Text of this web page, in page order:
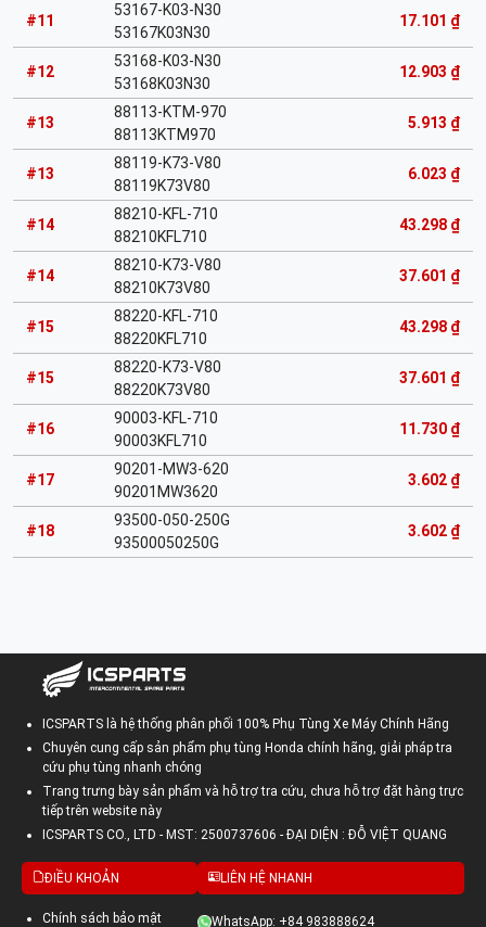
#11
53167-K03-N30
53167K03N30
17.101 ₫
#12
53168-K03-N30
53168K03N30
12.903 ₫
#13
88113-KTM-970
88113KTM970
5.913 ₫
#13
88119-K73-V80
88119K73V80
6.023 ₫
#14
88210-KFL-710
88210KFL710
43.298 ₫
#14
88210-K73-V80
88210K73V80
37.601 ₫
#15
88220-KFL-710
88220KFL710
43.298 ₫
#15
88220-K73-V80
88220K73V80
37.601 ₫
#16
90003-KFL-710
90003KFL710
11.730 ₫
#17
90201-MW3-620
90201MW3620
3.602 ₫
#18
93500-050-250G
93500050250G
3.602 ₫
ICSPARTS là hệ thống phân phối 100% Phụ Tùng Xe Máy Chính Hãng
Chuyên cung cấp sản phẩm phụ tùng Honda chính hãng, giải pháp tra
cứu phụ tùng nhanh chóng
Trang trưng bày sản phẩm và hỗ trợ tra cứu, chưa hỗ trợ đặt hàng trực
tiếp trên website này
ICSPARTS CO., LTD - MST: 2500737606 - ĐẠI DIỆN : ĐỖ VIỆT QUANG
ĐIỀU KHOẢN
Chính sách bảo mật
LIÊN HỆ NHANH
WhatsApp: +84 983888624